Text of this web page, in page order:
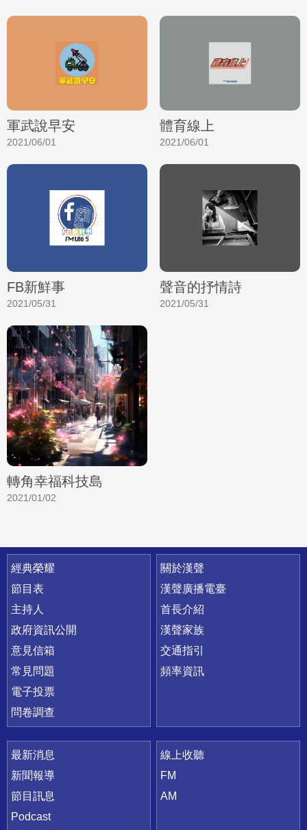
軍武說早安
2021/06/01
體育線上
2021/06/01
FB新鮮事
2021/05/31
聲音的抒情詩
2021/05/31
轉角幸福科技島
2021/01/02
快速連結
經典榮耀
節目表
主持人
政府資訊公開
意見信箱
常見問題
電子投票
問卷調查
關於漢聲
漢聲廣播電臺
首長介紹
漢聲家族
交通指引
頻率資訊
最新消息
新聞報導
節目訊息
Podcast
線上收聽
FM
AM